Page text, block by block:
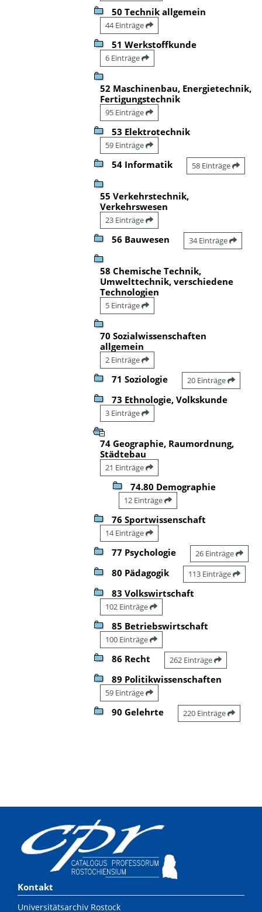
50 Technik allgemein
44 Einträge
51 Werkstoffkunde
6 Einträge
52 Maschinenbau, Energietechnik,
Fertigungstechnik
95 Einträge
53 Elektrotechnik
59 Einträge
54 Informatik 58 Einträge
55 Verkehrstechnik,
Verkehrswesen
23 Einträge
56 Bauwesen 34 Einträge
58 Chemische Technik,
Umwelttechnik, verschiedene
Technologien
5 Einträge
70 Sozialwissenschaften
allgemein
2 Einträge
71 Soziologie 20 Einträge
73 Ethnologie, Volkskunde
3 Einträge
74 Geographie, Raumordnung,
Städtebau
21 Einträge
74.80 Demographie
12 Einträge
76 Sportwissenschaft
14 Einträge
77 Psychologie 26 Einträge
80 Pädagogik 113 Einträge
83 Volkswirtschaft
102 Einträge
85 Betriebswirtschaft
100 Einträge
86 Recht 262 Einträge
89 Politikwissenschaften
59 Einträge
90 Gelehrte 220 Einträge
Kontakt
Universitätsarchiv Rostock